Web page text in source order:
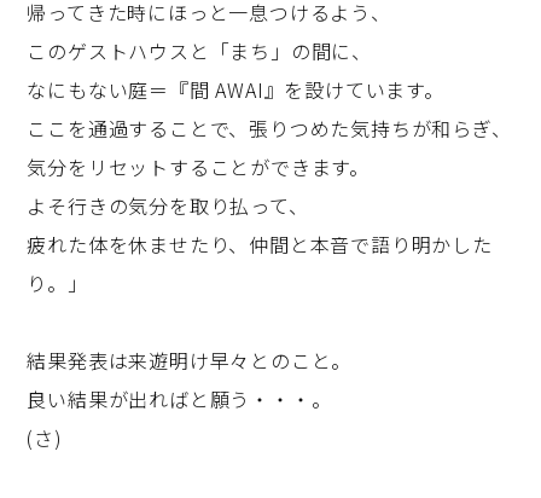
帰ってきた時にほっと一息つけるよう、
このゲストハウスと「まち」の間に、
なにもない庭＝『間 AWAI』を設けています。
ここを通過することで、張りつめた気持ちが和らぎ、
気分をリセットすることができます。
よそ行きの気分を取り払って、
疲れた体を休ませたり、仲間と本音で語り明かした
り。｣
結果発表は来遊明け早々とのこと。
良い結果が出ればと願う・・・。
(さ)